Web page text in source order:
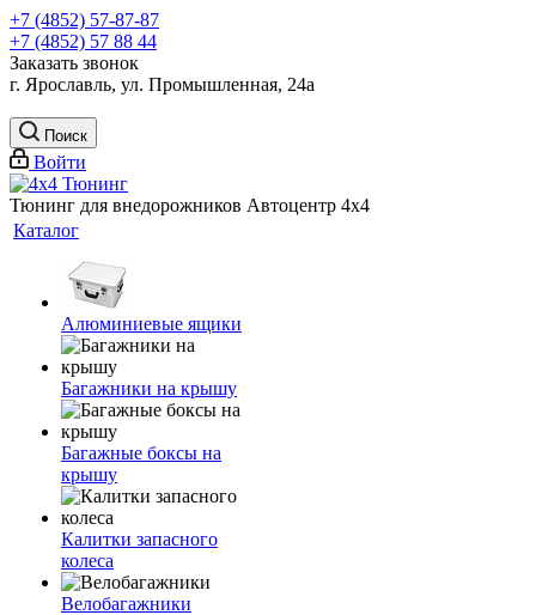
+7 (4852) 57-87-87
+7 (4852) 57 88 44
Заказать звонок
г. Ярославль, ул. Промышленная, 24а
Поиск
Войти
Тюнинг для внедорожников Автоцентр 4х4
Каталог
Алюминиевые ящики
Багажники на крышу
Багажные боксы на
крышу
Калитки запасного
колеса
Велобагажники